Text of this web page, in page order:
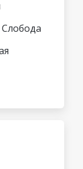
Слобода